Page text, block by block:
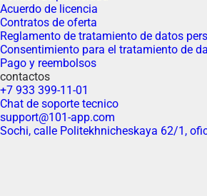
Acuerdo de licencia
Contratos de oferta
Reglamento de tratamiento de datos
Consentimiento para el tratamiento de
Pago y reembolsos
contactos
+7 933 399-11-01
Chat de soporte tecnico
support@101-app.com
Sochi, calle Politekhnicheskaya 62/1,